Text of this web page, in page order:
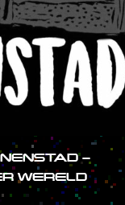
–
WERELD